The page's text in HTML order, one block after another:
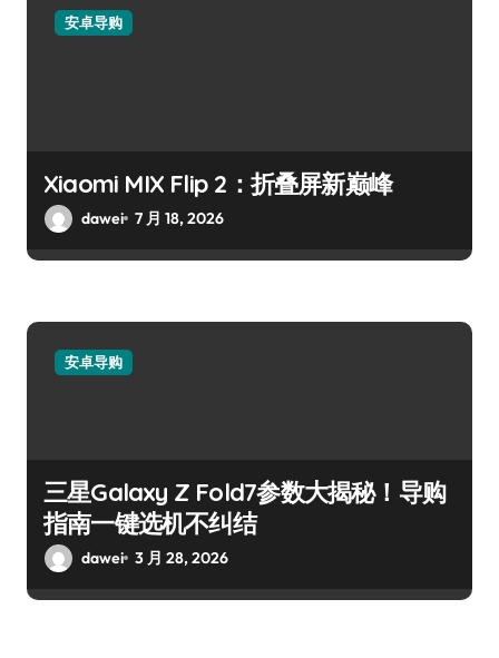
安卓导购
Xiaomi MIX Flip 2：折叠屏新巅峰
dawei 7 月 18, 2026
安卓导购
三星Galaxy Z Fold7参数大揭秘！导购
指南一键选机不纠结
dawei 3 月 28, 2026